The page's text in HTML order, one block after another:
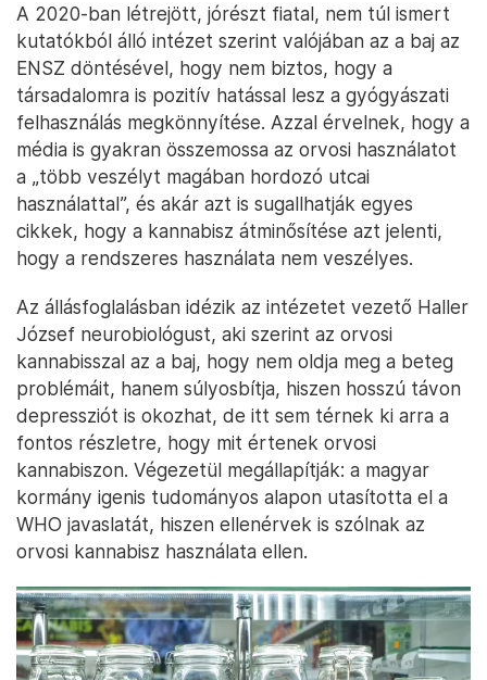
A 2020-ban létrejött, jórészt fiatal, nem túl ismert
kutatókból álló intézet szerint valójában az a baj az
ENSZ döntésével, hogy nem biztos, hogy a
társadalomra is pozitív hatással lesz a gyógyászati
felhasználás megkönnyítése. Azzal érvelnek, hogy a
média is gyakran összemossa az orvosi használatot
a „több veszélyt magában hordozó utcai
használattal”, és akár azt is sugallhatják egyes
cikkek, hogy a kannabisz átminősítése azt jelenti,
hogy a rendszeres használata nem veszélyes.
Az állásfoglalásban idézik az intézetet vezető Haller
József neurobiológust, aki szerint az orvosi
kannabisszal az a baj, hogy nem oldja meg a beteg
problémáit, hanem súlyosbítja, hiszen hosszú távon
depressziót is okozhat, de itt sem térnek ki arra a
fontos részletre, hogy mit értenek orvosi
kannabiszon. Végezetül megállapítják: a magyar
kormány igenis tudományos alapon utasította el a
WHO javaslatát, hiszen ellenérvek is szólnak az
orvosi kannabisz használata ellen.